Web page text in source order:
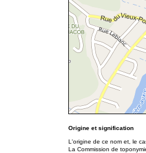
Origine et signification
L'origine de ce nom et, le
La Commission de